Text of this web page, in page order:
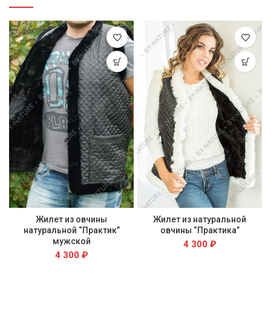
Жилет из овчины
натуральной “Практик”
мужской
4 300 ₽
Жилет из натуральной
овчины “Практика”
4 300 ₽